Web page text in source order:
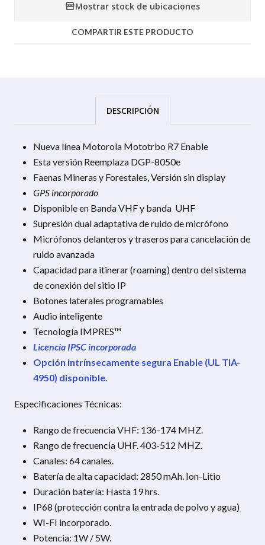
Mostrar stock de ubicaciones
COMPARTIR ESTE PRODUCTO
DESCRIPCIÓN
Nueva línea Motorola Mototrbo R7 Enable
Esta versión Reemplaza DGP-8050e
Faenas Mineras y Forestales, Versión sin display
GPS incorporado
Disponible en Banda VHF y banda UHF
Supresión dual adaptativa de ruido de micrófono
Micrófonos delanteros y traseros para cancelación de
ruido avanzada
Capacidad para itinerar (roaming) dentro del sistema
de conexión del sitio IP
Botones laterales programables
Audio inteligente
Tecnología IMPRES™
Licencia IPSC incorporada
Opción intrínsecamente segura Enable (UL TIA-
4950) disponible.
Especificaciones Técnicas:
Rango de frecuencia VHF: 136-174 MHZ.
Rango de frecuencia UHF. 403-512 MHZ.
Canales: 64 canales.
Batería de alta capacidad: 2850 mAh. Ion-Litio
Duración batería: Hasta 19 hrs.
IP68 (protección contra la entrada de polvo y agua)
WI-FI incorporado.
Potencia: 1W / 5W.